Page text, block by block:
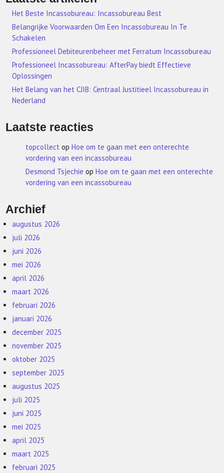
Het Beste Incassobureau: Incassobureau Best
Belangrijke Voorwaarden Om Een Incassobureau In Te
Schakelen
Professioneel Debiteurenbeheer met Ferratum Incassobureau
Professioneel Incassobureau: AfterPay biedt Effectieve
Oplossingen
Het Belang van het CJIB: Centraal Justitieel Incassobureau in
Nederland
Laatste reacties
topcollect opHoe om te gaan met een onterechte
vordering van een incassobureau
Desmond Tsjechie opHoe om te gaan met een onterechte
vordering van een incassobureau
Archief
augustus 2026
juli 2026
juni 2026
mei 2026
april 2026
maart 2026
februari 2026
januari 2026
december 2025
november 2025
oktober 2025
september 2025
augustus 2025
juli 2025
juni 2025
mei 2025
april 2025
maart 2025
februari 2025